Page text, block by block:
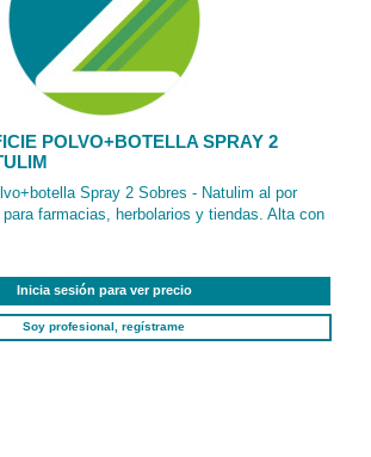
POLVO+BOTELLA SPRAY 2
Spray 2 Sobres - Natulim al por
farmacias, herbolarios y tiendas. Alta con
Inicia sesión para ver precio
Soy profesional, regístrame